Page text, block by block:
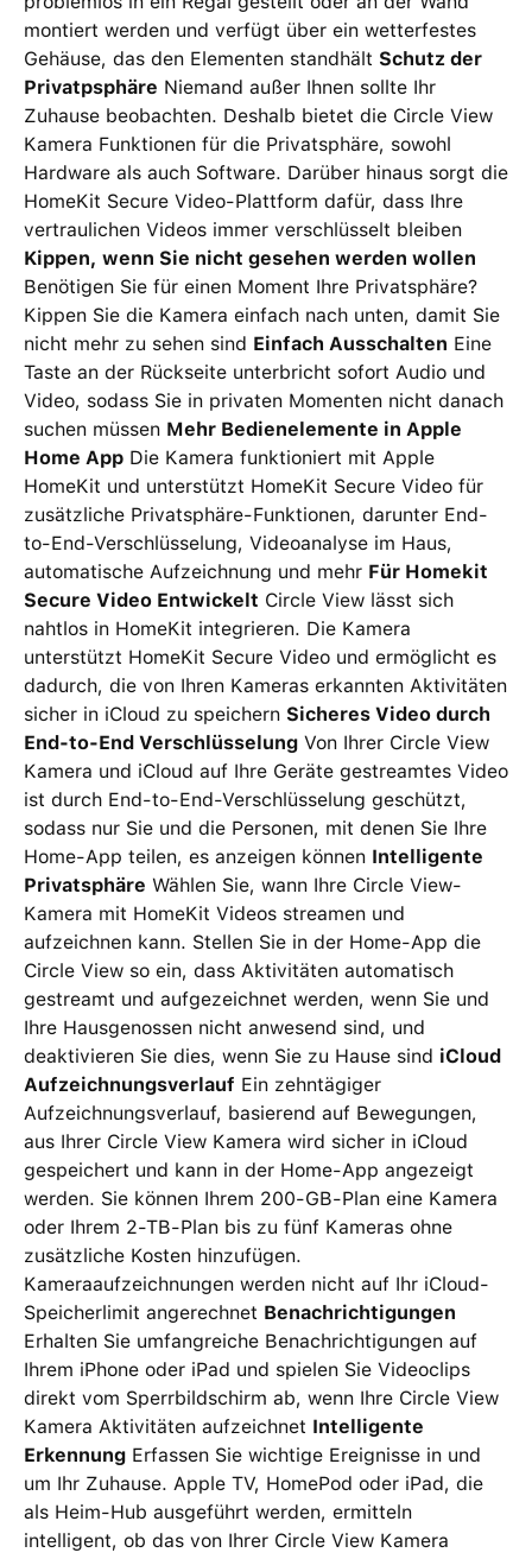
montiert werden und verfügt über ein wetterfestes
Gehäuse, das den Elementen standhält Schutz der
Privatpsphäre Niemand außer Ihnen sollte Ihr
Zuhause beobachten. Deshalb bietet die Circle View
Kamera Funktionen für die Privatsphäre, sowohl
Hardware als auch Software. Darüber hinaus sorgt die
HomeKit Secure Video-Plattform dafür, dass Ihre
vertraulichen Videos immer verschlüsselt bleiben
Kippen, wenn Sie nicht gesehen werden wollen
Benötigen Sie für einen Moment Ihre Privatsphäre?
Kippen Sie die Kamera einfach nach unten, damit Sie
nicht mehr zu sehen sind Einfach Ausschalten Eine
Taste an der Rückseite unterbricht sofort Audio und
Video, sodass Sie in privaten Momenten nicht danach
suchen müssen Mehr Bedienelemente in Apple
Home App Die Kamera funktioniert mit Apple
HomeKit und unterstützt HomeKit Secure Video für
zusätzliche Privatsphäre-Funktionen, darunter End-
to-End-Verschlüsselung, Videoanalyse im Haus,
automatische Aufzeichnung und mehr Für Homekit
Secure Video Entwickelt Circle View lässt sich
nahtlos in HomeKit integrieren. Die Kamera
unterstützt HomeKit Secure Video und ermöglicht es
dadurch, die von Ihren Kameras erkannten Aktivitäten
sicher in iCloud zu speichern Sicheres Video durch
End-to-End Verschlüsselung Von Ihrer Circle View
Kamera und iCloud auf Ihre Geräte gestreamtes Video
ist durch End-to-End-Verschlüsselung geschützt,
sodass nur Sie und die Personen, mit denen Sie Ihre
Home-App teilen, es anzeigen können Intelligente
Privatsphäre Wählen Sie, wann Ihre Circle View-
Kamera mit HomeKit Videos streamen und
aufzeichnen kann. Stellen Sie in der Home-App die
Circle View so ein, dass Aktivitäten automatisch
gestreamt und aufgezeichnet werden, wenn Sie und
Ihre Hausgenossen nicht anwesend sind, und
deaktivieren Sie dies, wenn Sie zu Hause sind iCloud
Aufzeichnungsverlauf Ein zehntägiger
Aufzeichnungsverlauf, basierend auf Bewegungen,
aus Ihrer Circle View Kamera wird sicher in iCloud
gespeichert und kann in der Home-App angezeigt
werden. Sie können Ihrem 200-GB-Plan eine Kamera
oder Ihrem 2-TB-Plan bis zu fünf Kameras ohne
zusätzliche Kosten hinzufügen.
Kameraaufzeichnungen werden nicht auf Ihr iCloud-
Speicherlimit angerechnet Benachrichtigungen
Erhalten Sie umfangreiche Benachrichtigungen auf
Ihrem iPhone oder iPad und spielen Sie Videoclips
direkt vom Sperrbildschirm ab, wenn Ihre Circle View
Kamera Aktivitäten aufzeichnet Intelligente
Erkennung Erfassen Sie wichtige Ereignisse in und
um Ihr Zuhause. Apple TV, HomePod oder iPad, die
als Heim-Hub ausgeführt werden, ermitteln
intelligent, ob das von Ihrer Circle View Kamera